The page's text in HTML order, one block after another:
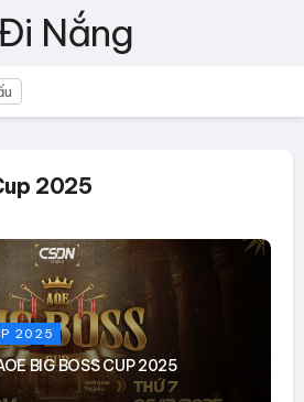
2025
2025
BIG BOSS CUP 2025